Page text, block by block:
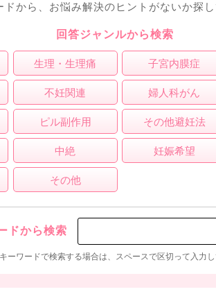
ドから、お悩み解決のヒントがないか探し
回答ジャンルから検索
生理・生理痛 子宮内膜症
不妊関連 婦人科がん
ピル副作用 その他避妊法
中絶 妊娠希望
その他
ドから検索
ーワードで検索する場合は、スペースで区切って入力